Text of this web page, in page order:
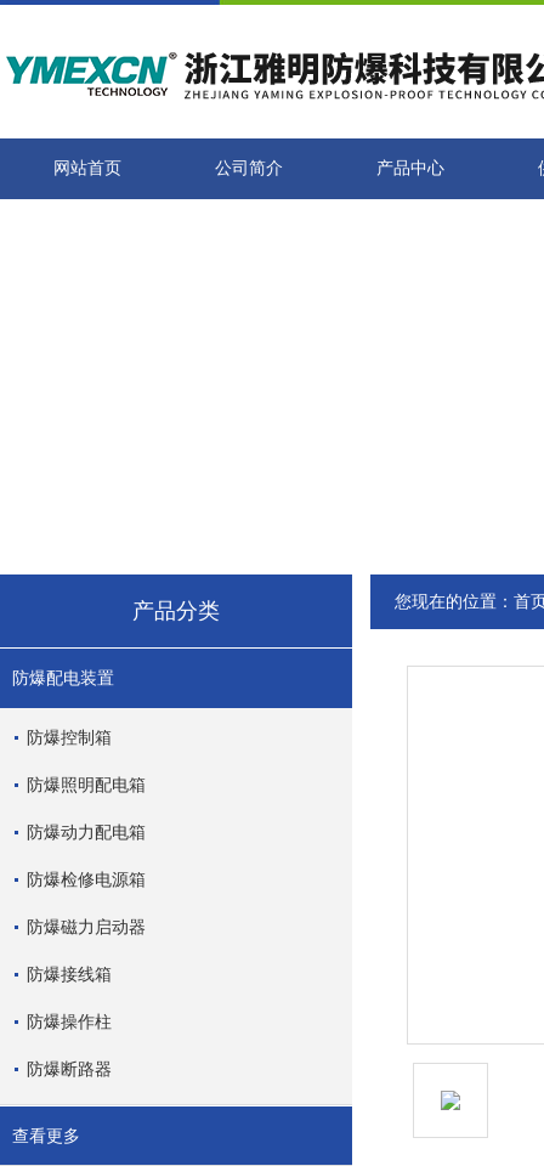
网站首页 公司简介 产品中心
产品分类
防爆配电装置
防爆控制箱
防爆照明配电箱
防爆动力配电箱
防爆检修电源箱
防爆磁力启动器
防爆接线箱
防爆操作柱
防爆断路器
查看更多
您现在的位置： 首